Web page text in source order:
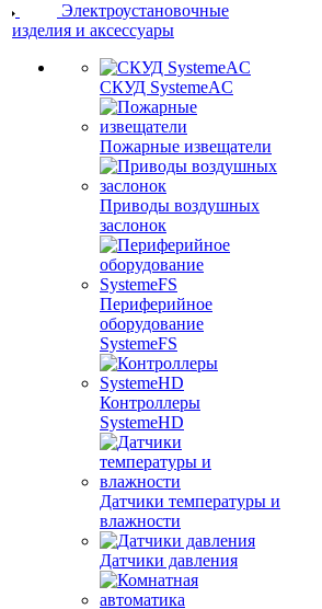
Электроустановочные
изделия и аксессуары
СКУД SystemeAC
Пожарные извещатели
Приводы воздушных
заслонок
Периферийное
оборудование
SystemeFS
Контроллеры
SystemeHD
Датчики температуры и
влажности
Датчики давления